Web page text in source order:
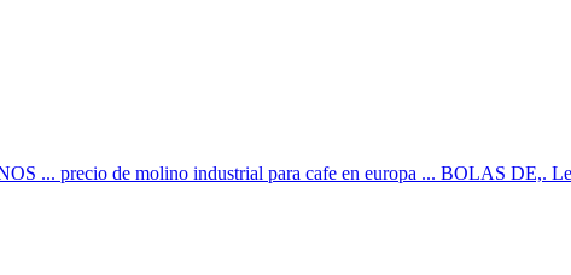
... precio de molino industrial para cafe en europa ... BOLAS DE,.